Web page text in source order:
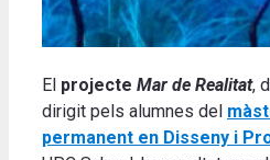
El projecte Mar de Realitat,
dirigit pels alumnes del
permanent en Disseny i